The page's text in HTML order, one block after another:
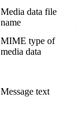
Media data file
name
MIME type of
media data
Message text